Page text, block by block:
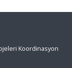
Koordinasyon